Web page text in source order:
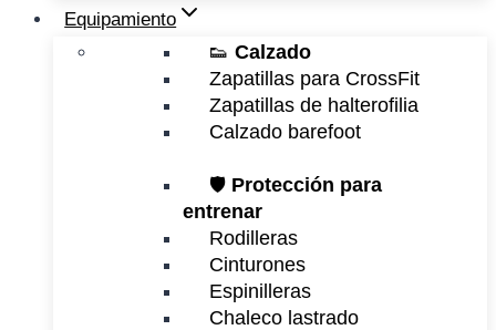
Equipamiento
👟 Calzado
Zapatillas para CrossFit
Zapatillas de halterofilia
Calzado barefoot
🛡️ Protección para
entrenar
Rodilleras
Cinturones
Espinilleras
Chaleco lastrado